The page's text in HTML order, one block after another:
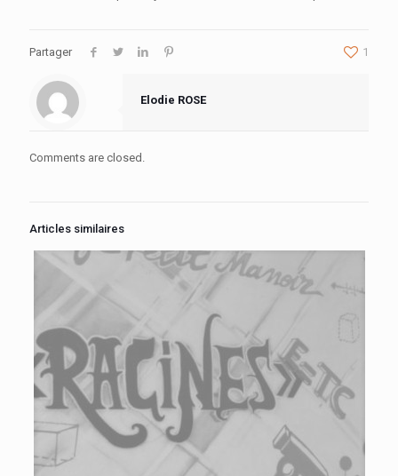
Partager 1
Elodie ROSE
Comments are closed.
Articles similaires